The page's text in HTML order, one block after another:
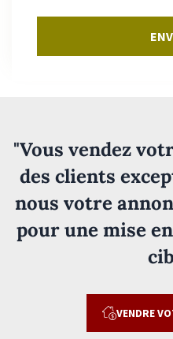
"Vous vendez
des clients
nous votre
pour une mise
VENDRE